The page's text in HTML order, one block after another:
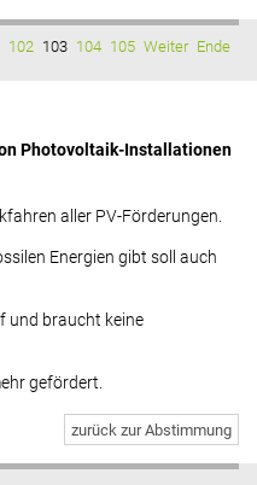
102 103 104 105 Weiter Ende
Photovoltaik-Installationen
aller PV-Förderungen.
Energien gibt soll auch
und braucht keine
gefördert.
zurück zur Abstimmung